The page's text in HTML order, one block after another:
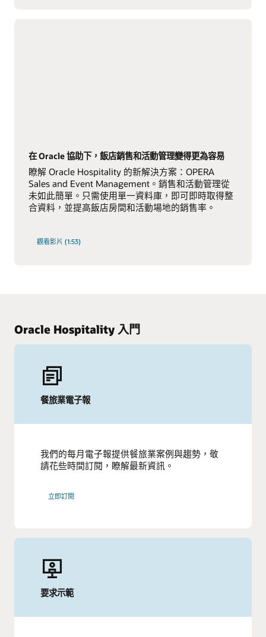
在 Oracle 協助下，飯店銷售和活動管理變得更為容易
瞭解 Oracle Hospitality 的新解決方案：OPERA
Sales and Event Management。銷售和活動管理從
未如此簡單。只需使用單一資料庫，即可即時取得整
合資料，並提高飯店房間和活動場地的銷售率。
觀看影片 (1:53)
Oracle Hospitality 入門
餐旅業電子報
我們的每月電子報提供餐旅業案例與趨勢，敬
請花些時間訂閱，瞭解最新資訊。
立即訂閱
要求示範